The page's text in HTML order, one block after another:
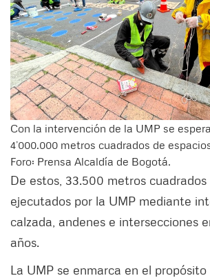
Con la intervención de la UMP se
4’000.000 metros cuadrados de
Foro: Prensa Alcaldía de Bogotá.
De estos, 33.500 metros cuadrados
ejecutados por la UMP mediante
calzada, andenes e intersecciones
años.
La UMP se enmarca en el